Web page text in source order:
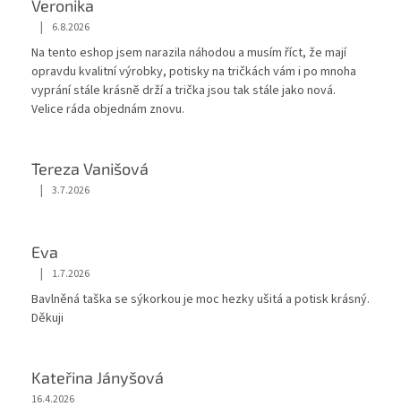
Veronika
Hodnocení obchodu je 5 z 5 hvězdiček.
| 6.8.2026
Na tento eshop jsem narazila náhodou a musím říct, že mají
opravdu kvalitní výrobky, potisky na tričkách vám i po mnoha
vyprání stále krásnĕ drží a trička jsou tak stále jako nová.
Velice ráda objednám znovu.
Tereza Vanišová
Hodnocení obchodu je 5 z 5 hvězdiček.
| 3.7.2026
Eva
Hodnocení obchodu je 5 z 5 hvězdiček.
| 1.7.2026
Bavlněná taška se sýkorkou je moc hezky ušitá a potisk krásný.
Děkuji
Kateřina Jányšová
16.4.2026